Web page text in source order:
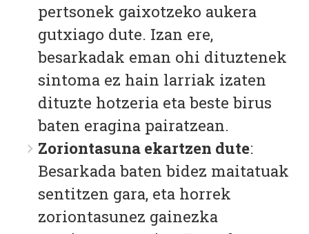
pertsonek gaixotzeko aukera
gutxiago dute. Izan ere,
besarkadak eman ohi dituztenek
sintoma ez hain larriak izaten
dituzte hotzeria eta beste birus
baten eragina pairatzean.
Zoriontasuna ekartzen dute:
Besarkada baten bidez maitatuak
sentitzen gara, eta horrek
zoriontasunez gainezka